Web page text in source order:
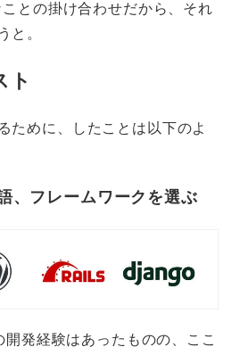
との掛け合わせだから、それ
と。
ト
ために、したことは以下のよ
、フレームワークを選ぶ
発経験はあったものの、ここ